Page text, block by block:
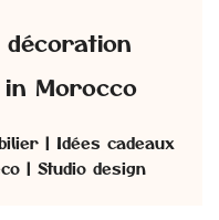
décoration
Morocco
| Idées cadeaux
| Studio design